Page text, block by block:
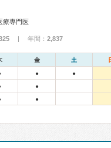
療専門医
| 年間： 2,837
金 土
● ●
●
●